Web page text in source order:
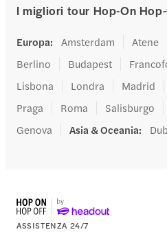
I migliori tour Hop-On
Europa: Amsterdam Atene
Berlino
Budapest
Lisbona
Londra Madrid
Praga
Roma Salisburgo
Genova
Asia & Oceania:
ASSISTENZA 24/7